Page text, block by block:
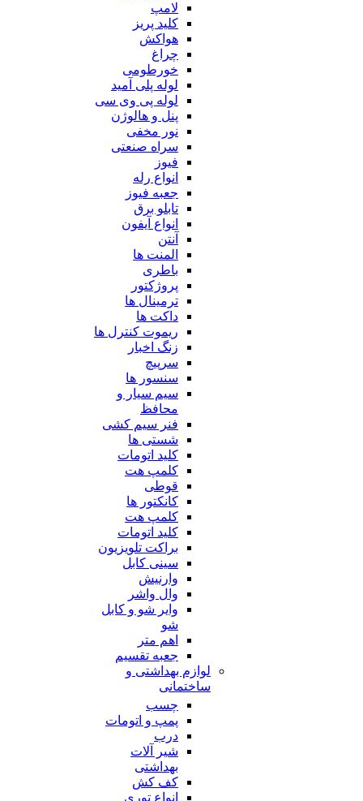
لامپ
کلید پریز
هواکش
چراغ
خورطومی
لوله پلی آمید
لوله پی وی سی
پنل و هالوژن
نور مخفی
سراه صنعتی
فیوز
انواع رله
جعبه فیوز
تابلو برق
انواع آیفون
آنتن
المنت ها
باطری
پروژکتور
ترمینال ها
داکت ها
ریموت کنترل ها
زنگ اخبار
سرپیچ
سنسور ها
سیم سیار و
محافظ
فنر سیم کشی
شستی ها
کلید اتومات
کلمپ هت
قوطی
کانکتور ها
کلمپ هت
کلید اتومات
براکت تلویزیون
سینی کابل
وارنیش
وال واشر
وایر شو و کابل
شو
اهم متر
جعبه تقسیم
لوازم بهداشتی و
ساختمانی
چسب
پمپ و اتومات
درب
شیر آلات
بهداشتی
کف کش
انواع توری